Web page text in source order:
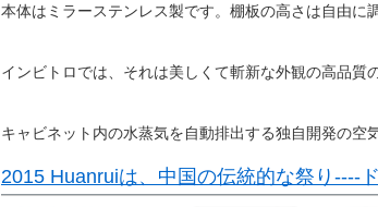
本体はミラーステンレス製です。棚板の高さは自由に
インビトロでは、それは美しくて斬新な外観の高品質
キャビネット内の水蒸気を自動排出する独自開発の空
2015 Huanruiは、中国の伝統的な祭り----